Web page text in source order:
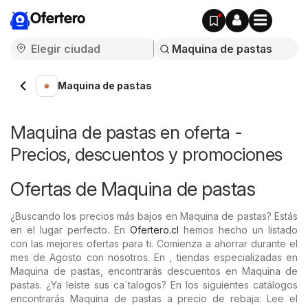
Ofertero
Maquina de pastas
Maquina de pastas en oferta -
Precios, descuentos y promociones
Ofertas de Maquina de pastas
¿Buscando los precios más bajos en Maquina de pastas? Estás
en el lugar perfecto. En Ofertero.cl hemos hecho un listado
con las mejores ofertas para ti. Comienza a ahorrar durante el
mes de Agosto con nosotros. En , tiendas especializadas en
Maquina de pastas, encontrarás descuentos en Maquina de
pastas. ¿Ya leíste sus ca´talogos? En los siguientes catálogos
encontrarás Maquina de pastas a precio de rebaja: Lee el